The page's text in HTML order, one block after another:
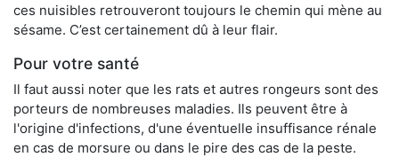
ces nuisibles retrouveront toujours le chemin qui mène au
sésame. C’est certainement dû à leur flair.
Pour votre santé
Il faut aussi noter que les rats et autres rongeurs sont des
porteurs de nombreuses maladies. Ils peuvent être à
l'origine d'infections, d'une éventuelle insuffisance rénale
en cas de morsure ou dans le pire des cas de la peste.